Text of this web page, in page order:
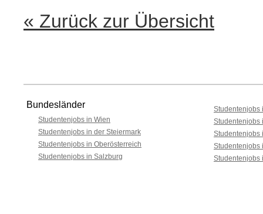
« Zurück zur Übersicht
Bundesländer
Studentenjobs in Wien
Studentenjobs in der Steiermark
Studentenjobs in Oberösterreich
Studentenjobs in Salzburg
Studentenjobs
Studentenjobs
Studentenjobs
Studentenjobs
Studentenjobs